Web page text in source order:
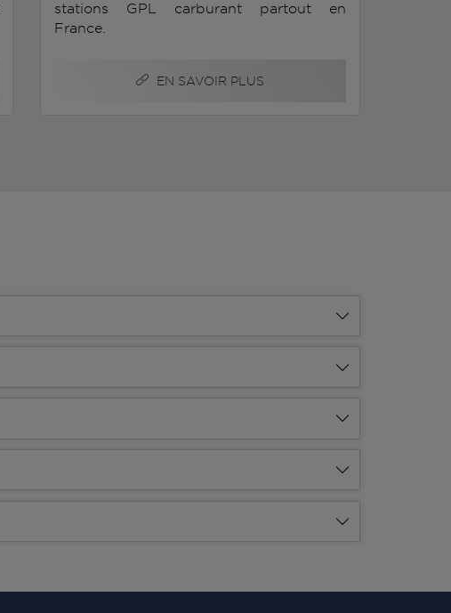
stations GPL carburant partout en
France.
EN SAVOIR PLUS